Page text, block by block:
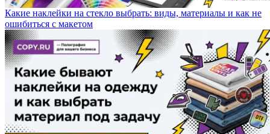
Какие наклейки на стекло выбрать: виды, материалы и как не
ошибиться с макетом